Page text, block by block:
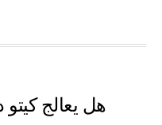
هل يعالج